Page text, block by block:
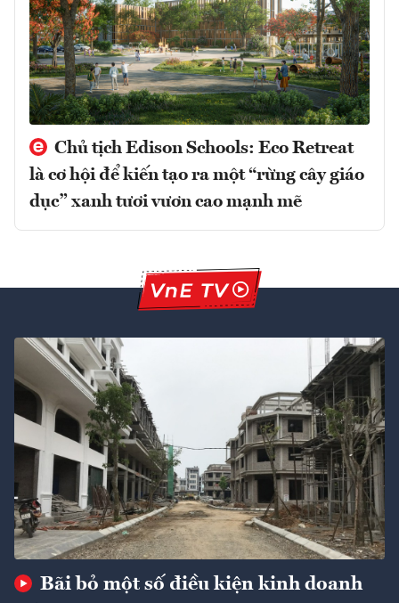
Chủ tịch Edison Schools: Eco Retreat
là cơ hội để kiến tạo ra một “rừng cây giáo
dục” xanh tươi vươn cao mạnh mẽ
Bãi bỏ một số điều kiện kinh doanh